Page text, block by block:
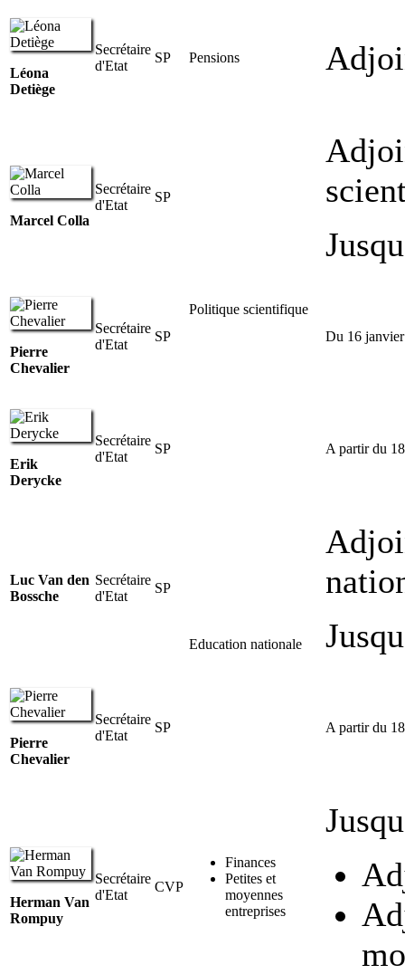
Léona
Detiège
Secrétaire
d'Etat
SP Pensions
Marcel Colla
Secrétaire
d'Etat
SP
Politique scientifique
Pierre
Chevalier
Secrétaire
d'Etat
SP Du 16
Erik
Derycke
Secrétaire
d'Etat
SP A partir du
Luc Van den
Bossche
Secrétaire
d'Etat
SP
Education nationale
Pierre
Chevalier
Secrétaire
d'Etat
SP A partir du
Herman Van
Rompuy
Secrétaire
d'Etat
CVP
Finances
Petites et
moyennes
entreprises